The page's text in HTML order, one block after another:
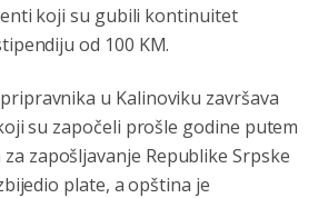
koji su gubili kontinuitet
od 100 KM.
u Kalinoviku završava
su započeli prošle godine putem
zapošljavanje Republike Srpske
plate, a opština je